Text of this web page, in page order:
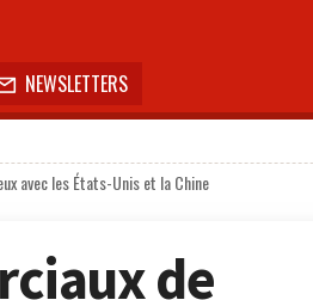
NEWSLETTERS
avec les États-Unis et la Chine
de